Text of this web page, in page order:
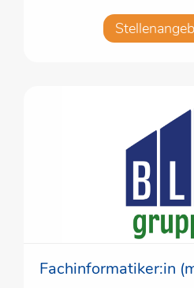
Fachinformatiker:in